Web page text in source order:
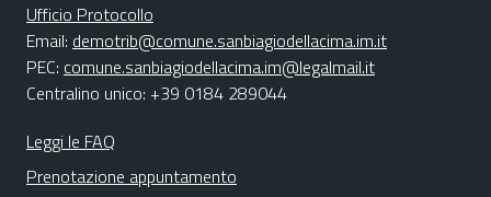
Ufficio Protocollo
Email: demotrib@comune.sanbiagiodellacima.im.it
PEC: comune.sanbiagiodellacima.im@legalmail.it
Centralino unico: +39 0184 289044
Leggi le FAQ
Prenotazione appuntamento